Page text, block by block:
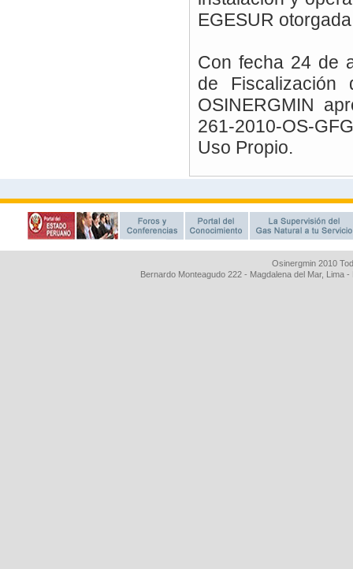
Osinergmin 2010
Bernardo Monteagudo 222 - Magdalena del Mar, Lima